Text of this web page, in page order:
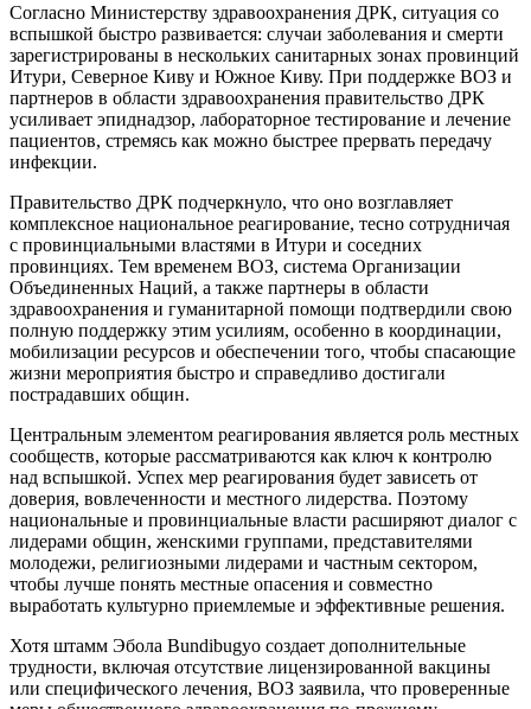
Согласно Министерству здравоохранения ДРК, ситуация со
вспышкой быстро развивается: случаи заболевания и смерти
зарегистрированы в нескольких санитарных зонах провинций
Итури, Северное Киву и Южное Киву. При поддержке ВОЗ и
партнеров в области здравоохранения правительство ДРК
усиливает эпиднадзор, лабораторное тестирование и лечение
пациентов, стремясь как можно быстрее прервать передачу
инфекции.
Правительство ДРК подчеркнуло, что оно возглавляет
комплексное национальное реагирование, тесно сотрудничая
с провинциальными властями в Итури и соседних
провинциях. Тем временем ВОЗ, система Организации
Объединенных Наций, а также партнеры в области
здравоохранения и гуманитарной помощи подтвердили свою
полную поддержку этим усилиям, особенно в координации,
мобилизации ресурсов и обеспечении того, чтобы спасающие
жизни мероприятия быстро и справедливо достигали
пострадавших общин.
Центральным элементом реагирования является роль местных
сообществ, которые рассматриваются как ключ к контролю
над вспышкой. Успех мер реагирования будет зависеть от
доверия, вовлеченности и местного лидерства. Поэтому
национальные и провинциальные власти расширяют диалог с
лидерами общин, женскими группами, представителями
молодежи, религиозными лидерами и частным сектором,
чтобы лучше понять местные опасения и совместно
выработать культурно приемлемые и эффективные решения.
Хотя штамм Эбола Bundibugyo создает дополнительные
трудности, включая отсутствие лицензированной вакцины
или специфического лечения, ВОЗ заявила, что проверенные